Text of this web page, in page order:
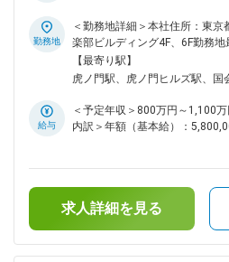
■組織構成： ＜経営管理グル
務経理・IR等、会社組織の屋台
領域のメンバーが専門性を発揮
ています。 ・メンバーは12名
務
経営の意思決定基盤の整備や運
直後もしくは1～2年後を目途
て経営陣への提案や議論を直接
むチーム運営もお任せします。
社後にお任せする業務＞ ・連
管理（業績見込作成、実績管理
組み改善や強化施策の立案及び
（システムやツール導入を含む
年）の策定及びプロセス推進 ・
ける対応 ・IR、SR業務の補佐 ■業務の特徴 ・経営計画や連結
整備し運営する中核機能を担い
勤務地
＜勤務地詳細＞本社住所：東
楽部ビルディング4F、6F勤務
虎の門駅受動喫煙対策：屋内全
る事業所（リモートワーク含む
【最寄り駅】
虎ノ門駅、虎ノ門ヒルズ駅、国
給与
＜予定年収＞800万円～1,100
内訳＞年額（基本給）：
ります。月給(月額)は固定手当
求人詳細を見る